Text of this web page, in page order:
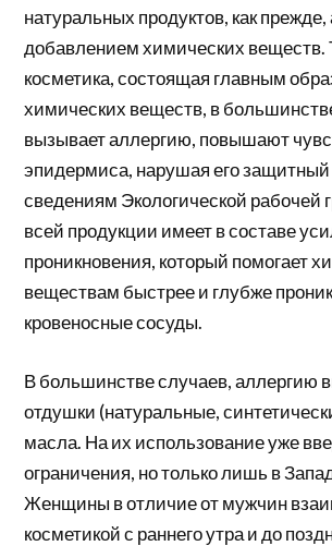
натуральных продуктов, как прежде,
добавлением химических веществ.
косметика, состоящая главным
химических веществ, в
вызывает аллергию, повышают
эпидермиса, нарушая его
сведениям Экологической рабочей
всей продукции имеет в составе
проникновения, который помогает
веществам быстрее и глубже
кровеносные сосуды.
В большинстве случаев, аллергию
отдушки (натуральные,
масла. На их использование уже
ограничения, но только лишь в
Женщины в отличие от мужчин
косметикой с раннего утра и до